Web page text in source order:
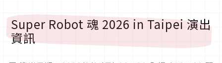
Super Robot 魂 2026 in Taipei 演出
資訊